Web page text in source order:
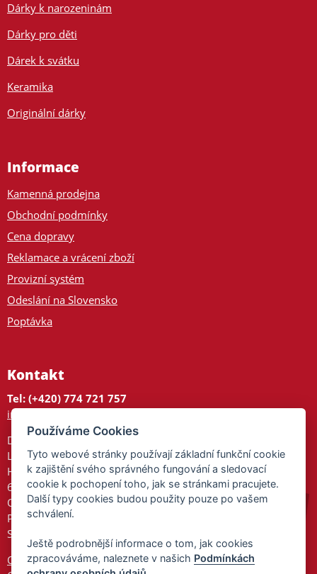
Dárky k narozeninám
Dárky pro děti
Dárek k svátku
Keramika
Originální dárky
Informace
Kamenná prodejna
Obchodní podmínky
Cena dopravy
Reklamace a vrácení zboží
Provizní systém
Odeslání na Slovensko
Poptávka
Kontakt
Tel: (+420) 774 721 757
info@tajnedarky.cz
Dárkové centrum
Legionářů 2
Hodonín
695 01
Otevřeno:
Po-Pá 9-17
So 9-11:30
Ochrana osobních údajů
Používáme Cookies
Tyto webové stránky používají základní funkční cookie
k zajištění svého správného fungování a sledovací
cookie k pochopení toho, jak se stránkami pracujete.
Další typy cookies budou použity pouze po vašem
schválení.
Ještě podrobnější informace o tom, jak cookies
zpracováváme, naleznete v našich Podmínkách